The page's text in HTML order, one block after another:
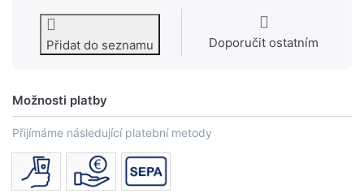
Přidat do seznamu Doporučit ostatním
Možnosti platby
Přijímáme následující platební metody